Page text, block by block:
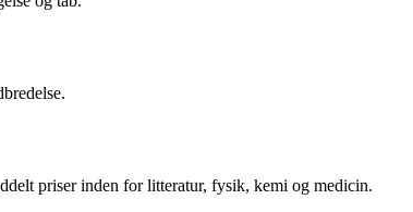
priser inden for litteratur, fysik, kemi og medicin.